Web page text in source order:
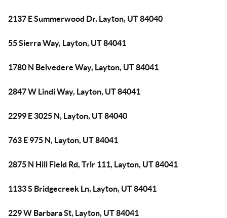
2137 E Summerwood Dr, Layton, UT 84040
55 Sierra Way, Layton, UT 84041
1780 N Belvedere Way, Layton, UT 84041
2847 W Lindi Way, Layton, UT 84041
2299 E 3025 N, Layton, UT 84040
763 E 975 N, Layton, UT 84041
2875 N Hill Field Rd, Trlr 111, Layton, UT 84041
1133 S Bridgecreek Ln, Layton, UT 84041
229 W Barbara St, Layton, UT 84041